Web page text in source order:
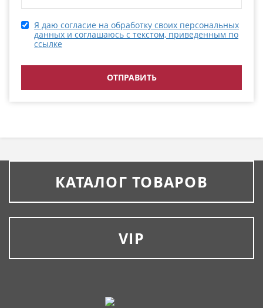
Я даю согласие на обработку своих персональных
данных и соглашаюсь с текстом, приведенным по
ссылке
КАТАЛОГ ТОВАРОВ
VIP